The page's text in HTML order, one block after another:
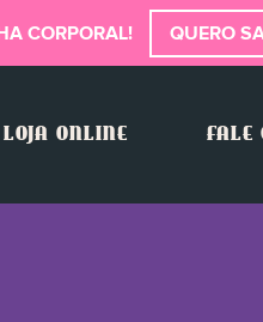
CORPORAL! QUERO
LOJA ONLINE FALE